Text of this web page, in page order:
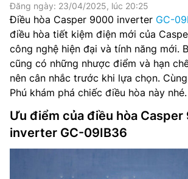
Đăng ngày: 23/04/2025, lúc 20:25
Điều hòa Casper 9000 inverter GC-
điều hòa tiết kiệm điện mới của
công nghệ hiện đại và tính năng mới.
cũng có những nhược điểm và hạn
nên cân nhắc trước khi lựa chọn.
Phú khám phá chiếc điều hòa này nhé.
Ưu điểm của điều hòa Casper
inverter GC-09IB36